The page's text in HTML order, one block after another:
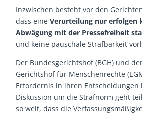
Inzwischen besteht vor den
dass eineVerurteilung nur erfolgen
Abwägung mit der Pressefreiheit
und keine pauschale Strafbarkeit
Der Bundesgerichtshof (BGH) und
Gerichtshof für Menschenrechte
Erfordernis in ihren Entscheidungen
Diskussion um die Strafnorm geht
so weit, dass die